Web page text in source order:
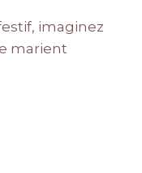
imaginez
marient